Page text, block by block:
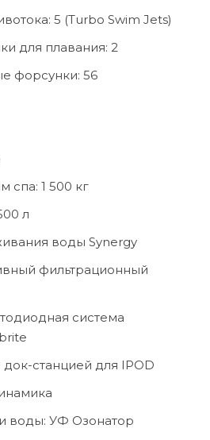
5 (Turbo Swim Jets)
для плавания: 2
форсунки: 56
спа: 1 500 кг
л
воды Synergy
фильтрационный
система
станцией для IPOD
воды: УФ Озонатор